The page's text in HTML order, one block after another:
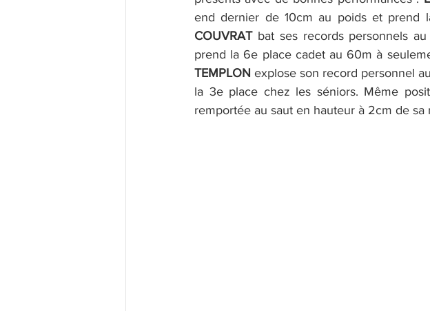
end dernier de 10cm au poids et prend
COUVRAT bat ses records personnels
prend la 6e place cadet au 60m à
TEMPLON explose son record personnel
la 3e place chez les séniors. Même
remportée au saut en hauteur à 2cm de